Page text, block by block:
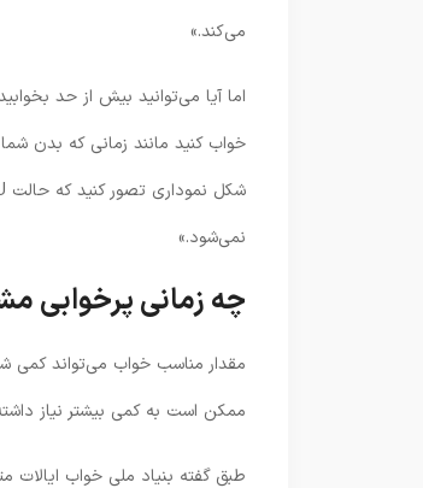
می‌کند.»
اما آیا می‌توانید بیش از حد
خواب کنید مانند زمانی که بدن
نمی‌شود.»
چه زمانی پرخوابی
ممکن است به کمی بیشتر نیاز
طبق گفته بنیاد ملی خواب ایالات